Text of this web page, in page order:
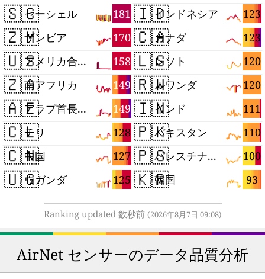
🇸🇨 181
セーシェル
🇿🇲 170
ザンビア
🇺🇸 158
アメリカ合衆国
🇿🇦 149
南アフリカ
🇦🇪 149
アラブ首長国連邦
🇨🇱 128
チリ
🇨🇳 127
中国
🇺🇬 125
ウガンダ
🇮🇩 123
インドネシア
🇨🇦 123
カナダ
🇱🇸 120
レソト
🇷🇼 120
ルワンダ
🇮🇳 111
インド
🇵🇰 110
パキスタン
🇵🇸 100
パレスチナ自治区
🇰🇷 93
韓国
Ranking updated 数秒前 (2026年8月7日 09:08)
AirNet センサーのデータ品質分析